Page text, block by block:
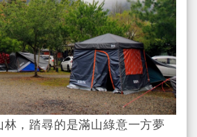
，踏尋的是滿山綠意一方夢